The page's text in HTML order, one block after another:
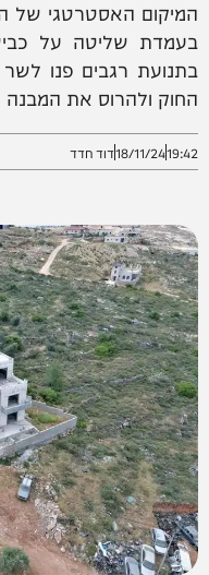
בתנועת רגבים פנו
החוק ולהרוס את המבנה
19:42
18/11/24דוד חדד